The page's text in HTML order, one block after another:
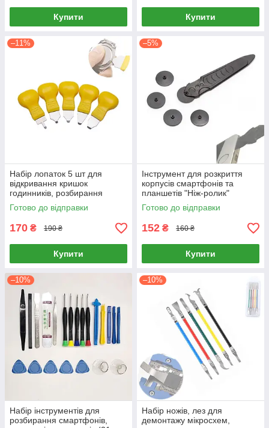
Купити Купити
–11%
Набір лопаток 5 шт для
відкривання кришок
годинників, розбирання
корпусів
Готово до відправки
170 ₴ 190 ₴
Купити
–5%
Інструмент для розкриття
корпусів смартфонів та
планшетів "Ніж-ролик"
(знімач дисплеїв, 4 змінні
ролики в комплекті)
Готово до відправки
152 ₴ 160 ₴
Купити
–10%
Набір інструментів для
розбирання смартфонів,
–10%
Набір ножів, лез для
демонтажу мікросхем,